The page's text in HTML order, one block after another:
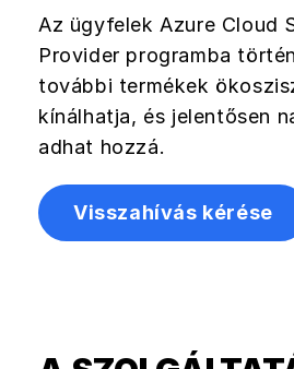
Az ügyfelek Azure Cloud
Provider programba
további termékek
kínálhatja, és jelentősen
adhat hozzá.
Visszahívás kérése